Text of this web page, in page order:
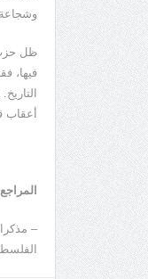
وشجاعة
فيها،
أعقاب